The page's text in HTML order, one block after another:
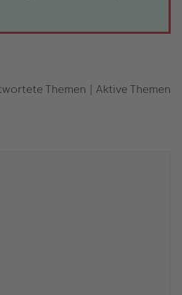
Themen | Aktive Themen